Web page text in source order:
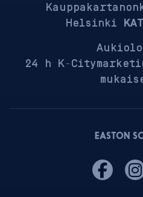
Helsinki
24 h K-
EASTON